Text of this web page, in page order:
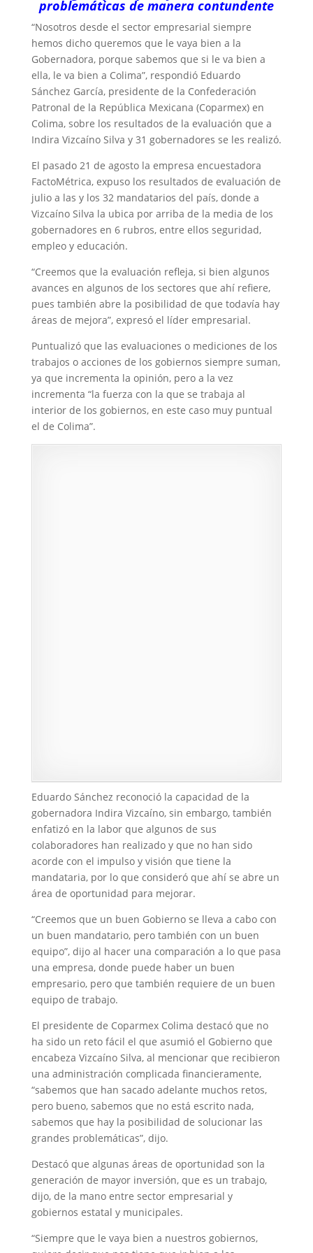
problemáticas de manera contundente
“Nosotros desde el sector empresarial siempre
hemos dicho queremos que le vaya bien a la
Gobernadora, porque sabemos que si le va bien a
ella, le va bien a Colima”, respondió Eduardo
Sánchez García, presidente de la Confederación
Patronal de la República Mexicana (Coparmex) en
Colima, sobre los resultados de la evaluación que a
Indira Vizcaíno Silva y 31 gobernadores se les realizó.
El pasado 21 de agosto la empresa encuestadora
FactoMétrica, expuso los resultados de evaluación de
julio a las y los 32 mandatarios del país, donde a
Vizcaíno Silva la ubica por arriba de la media de los
gobernadores en 6 rubros, entre ellos seguridad,
empleo y educación.
“Creemos que la evaluación refleja, si bien algunos
avances en algunos de los sectores que ahí refiere,
pues también abre la posibilidad de que todavía hay
áreas de mejora”, expresó el líder empresarial.
Puntualizó que las evaluaciones o mediciones de los
trabajos o acciones de los gobiernos siempre suman,
ya que incrementa la opinión, pero a la vez
incrementa “la fuerza con la que se trabaja al
interior de los gobiernos, en este caso muy puntual
el de Colima”.
Eduardo Sánchez reconoció la capacidad de la
gobernadora Indira Vizcaíno, sin embargo, también
enfatizó en la labor que algunos de sus
colaboradores han realizado y que no han sido
acorde con el impulso y visión que tiene la
mandataria, por lo que consideró que ahí se abre un
área de oportunidad para mejorar.
“Creemos que un buen Gobierno se lleva a cabo con
un buen mandatario, pero también con un buen
equipo”, dijo al hacer una comparación a lo que pasa
una empresa, donde puede haber un buen
empresario, pero que también requiere de un buen
equipo de trabajo.
El presidente de Coparmex Colima destacó que no
ha sido un reto fácil el que asumió el Gobierno que
encabeza Vizcaíno Silva, al mencionar que recibieron
una administración complicada financieramente,
“sabemos que han sacado adelante muchos retos,
pero bueno, sabemos que no está escrito nada,
sabemos que hay la posibilidad de solucionar las
grandes problemáticas”, dijo.
Destacó que algunas áreas de oportunidad son la
generación de mayor inversión, que es un trabajo,
dijo, de la mano entre sector empresarial y
gobiernos estatal y municipales.
“Siempre que le vaya bien a nuestros gobiernos,